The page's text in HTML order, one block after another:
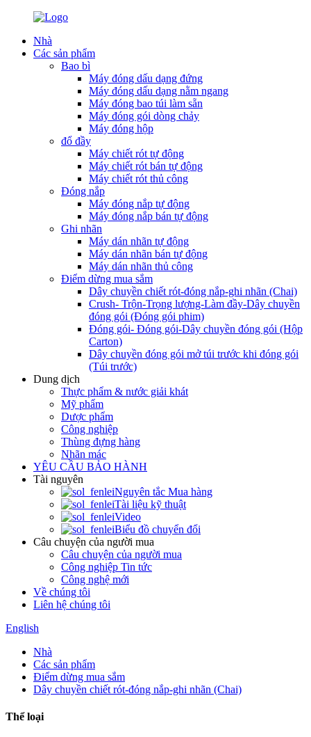
Nhà
Các sản phẩm
Bao bì
Máy đóng dấu dạng đứng
Máy đóng dấu dạng nằm ngang
Máy đóng bao túi làm sẵn
Máy đóng gói dòng chảy
Máy đóng hộp
đổ đầy
Máy chiết rót tự động
Máy chiết rót bán tự động
Máy chiết rót thủ công
Đóng nắp
Máy đóng nắp tự động
Máy đóng nắp bán tự động
Ghi nhãn
Máy dán nhãn tự động
Máy dán nhãn bán tự động
Máy dán nhãn thủ công
Điểm dừng mua sắm
Dây chuyền chiết rót-đóng nắp-ghi nhãn (Chai)
Crush- Trộn-Trọng lượng-Làm đầy-Dây chuyền
đóng gói (Đóng gói phim)
Đóng gói- Đóng gói-Dây chuyền đóng gói (Hộp
Carton)
Dây chuyền đóng gói mở túi trước khi đóng gói
(Túi trước)
Dung dịch
Thực phẩm & nước giải khát
Mỹ phẩm
Dược phẩm
Công nghiệp
Thùng đựng hàng
Nhãn mác
YÊU CẦU BẢO HÀNH
Tài nguyên
Nguyên tắc Mua hàng
Tài liệu kỹ thuật
Video
Biểu đồ chuyển đổi
Câu chuyện của người mua
Câu chuyện của người mua
Công nghiệp Tin tức
Công nghệ mới
Về chúng tôi
Liên hệ chúng tôi
English
Nhà
Các sản phẩm
Điểm dừng mua sắm
Dây chuyền chiết rót-đóng nắp-ghi nhãn (Chai)
Thể loại